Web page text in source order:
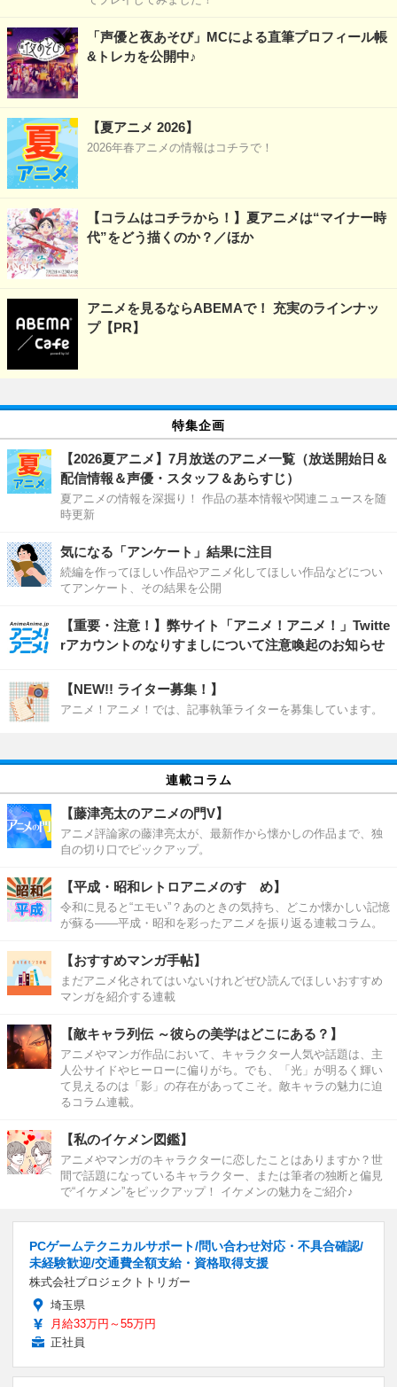
「声優と夜あそび」MCによる直筆プロフィール帳
&トレカを公開中♪
【夏アニメ 2026】
2026年春アニメの情報はコチラで！
【コラムはコチラから！】夏アニメは“マイナー時
代”をどう描くのか？／ほか
アニメを見るならABEMAで！ 充実のラインナッ
プ【PR】
特集企画
【2026夏アニメ】7月放送のアニメ一覧（放送開始日＆
配信情報＆声優・スタッフ＆あらすじ）
夏アニメの情報を深掘り！ 作品の基本情報や関連ニュースを随
時更新
気になる「アンケート」結果に注目
続編を作ってほしい作品やアニメ化してほしい作品などについ
てアンケート、その結果を公開
【重要・注意！】弊サイト「アニメ！アニメ！」Twitte
rアカウントのなりすましについて注意喚起のお知らせ
【NEW!! ライター募集！】
アニメ！アニメ！では、記事執筆ライターを募集しています。
連載コラム
【藤津亮太のアニメの門V】
アニメ評論家の藤津亮太が、最新作から懐かしの作品まで、独
自の切り口でピックアップ。
【平成・昭和レトロアニメのすゝめ】
令和に見ると“エモい”？あのときの気持ち、どこか懐かしい記憶
が蘇る――平成・昭和を彩ったアニメを振り返る連載コラム。
【おすすめマンガ手帖】
まだアニメ化されてはいないけれどぜひ読んでほしいおすすめ
マンガを紹介する連載
【敵キャラ列伝 ～彼らの美学はどこにある？】
アニメやマンガ作品において、キャラクター人気や話題は、主
人公サイドやヒーローに偏りがち。でも、「光」が明るく輝い
て見えるのは「影」の存在があってこそ。敵キャラの魅力に迫
るコラム連載。
【私のイケメン図鑑】
アニメやマンガのキャラクターに恋したことはありますか？世
間で話題になっているキャラクター、または筆者の独断と偏見
で“イケメン”をピックアップ！ イケメンの魅力をご紹介♪
PCゲームテクニカルサポート/問い合わせ対応・不具合確認/
未経験歓迎/交通費全額支給・資格取得支援
株式会社プロジェクトトリガー
埼玉県
月給33万円～55万円
正社員